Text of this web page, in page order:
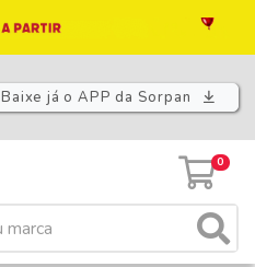
Baixe já o APP da Sorpan
0